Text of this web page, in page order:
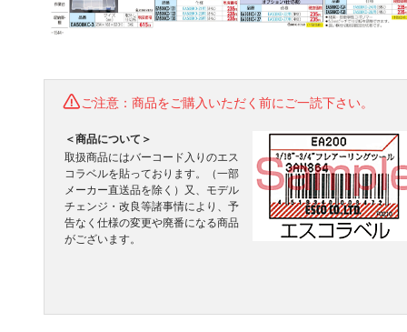
ご注意：商品をご購入いただく前にご一読下さい。
＜商品について＞
取扱商品にはバーコード入りのエス
コラベルを貼っております。（一部
メーカー直送品を除く）又、モデル
チェンジ・改良等諸事情により、予
告なく仕様の変更や廃番になる商品
がございます。